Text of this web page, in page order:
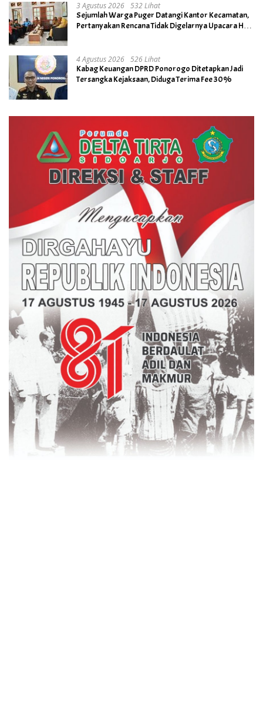
3 Agustus 2026 532 Lihat
Sejumlah Warga Puger Datangi Kantor Kecamatan,
Pertanyakan Rencana Tidak Digelarnya Upacara HUT
4 Agustus 2026 526 Lihat
Kabag Keuangan DPRD Ponorogo Ditetapkan Jadi
Tersangka Kejaksaan, Diduga Terima Fee 30%